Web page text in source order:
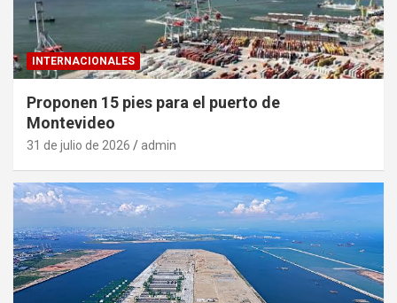
INTERNACIONALES
Proponen 15 pies para el puerto de
Montevideo
31 de julio de 2026 admin